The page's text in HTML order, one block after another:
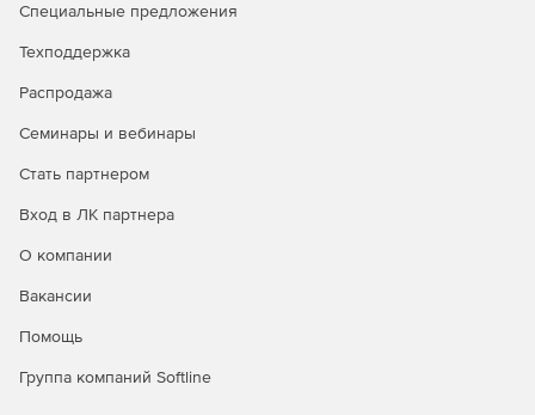
Специальные предложения
Техподдержка
Распродажа
Семинары и вебинары
Стать партнером
Вход в ЛК партнера
О компании
Вакансии
Помощь
Группа компаний Softline